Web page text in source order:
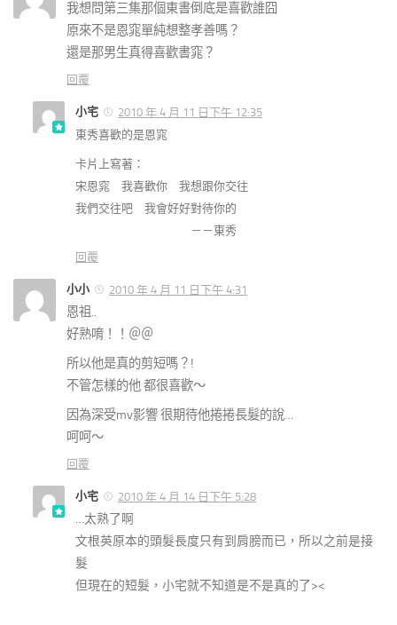
我想問第三集那個東書倒底是喜歡誰囧
原來不是恩窕單純想整孝善嗎？
還是那男生真得喜歡書窕？
回覆
小宅
2010 年 4 月 11 日下午 12:35
東秀喜歡的是恩窕
卡片上寫著：
宋恩窕 我喜歡你 我想跟你交往
我們交往吧 我會好好對待你的
－－東秀
回覆
小小 2010 年 4 月 11 日下午 4:31
恩祖..
好熟唷！！＠＠
所以他是真的剪短嗎？!
不管怎樣的他 都很喜歡～
因為深受mv影響 很期待他捲捲長髮的說…
呵呵～
回覆
小宅 2010 年 4 月 14 日下午 5:28
…太熟了啊
文根英原本的頭髮長度只有到肩膀而已，所以之前是接
髮
但現在的短髮，小宅就不知道是不是真的了><